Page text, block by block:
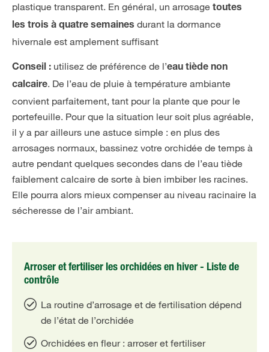
plastique transparent. En général, un arrosage toutes
les trois à quatre semaines durant la dormance
hivernale est amplement suffisant
Conseil : utilisez de préférence de l’eau tiède non
calcaire. De l’eau de pluie à température ambiante
convient parfaitement, tant pour la plante que pour le
portefeuille. Pour que la situation leur soit plus agréable,
il y a par ailleurs une astuce simple : en plus des
arrosages normaux, bassinez votre orchidée de temps à
autre pendant quelques secondes dans de l’eau tiède
faiblement calcaire de sorte à bien imbiber les racines.
Elle pourra alors mieux compenser au niveau racinaire la
sécheresse de l’air ambiant.
Arroser et fertiliser les orchidées en hiver - Liste de
contrôle
La routine d’arrosage et de fertilisation dépend
de l’état de l’orchidée
Orchidées en fleur : arroser et fertiliser